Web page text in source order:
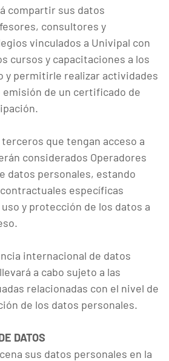
compartir sus datos
consultores y
vinculados a Univipal con
cursos y capacitaciones a los
y permitirle realizar actividades
emisión de un certificado de
que tengan acceso a
considerados Operadores
datos personales, estando
específicas
y protección de los datos a
internacional de datos
a cabo sujeto a las
relacionadas con el nivel de
de los datos personales.
DATOS
sus datos personales en la